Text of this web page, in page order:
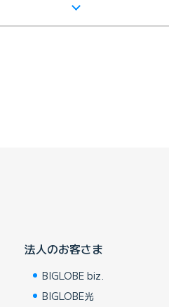
法人のお客さま
BIGLOBE biz.
BIGLOBE光